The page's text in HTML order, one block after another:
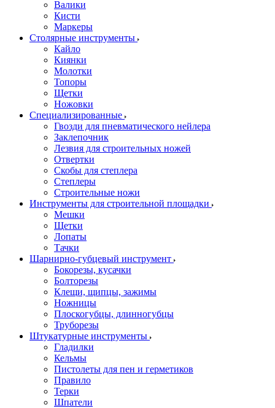
Валики
Кисти
Маркеры
Столярные инструменты
Кайло
Киянки
Молотки
Топоры
Щетки
Ножовки
Специализированные
Гвозди для пневматического нейлера
Заклепочник
Лезвия для строительных ножей
Отвертки
Скобы для степлера
Степлеры
Строительные ножи
Инструменты для строительной площадки
Мешки
Щетки
Лопаты
Тачки
Шарнирно-губцевый инструмент
Бокорезы, кусачки
Болторезы
Клещи, щипцы, зажимы
Ножницы
Плоскогубцы, длинногубцы
Труборезы
Штукатурные инструменты
Гладилки
Кельмы
Пистолеты для пен и герметиков
Правило
Терки
Шпатели